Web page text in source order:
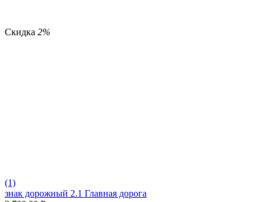
Скидка 2%
(1)
знак дорожный 2.1 Главная дорога